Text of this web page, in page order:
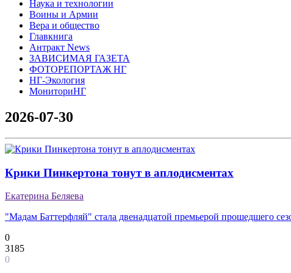
Наука и технологии
Воины и Армии
Вера и общество
Главкнига
Антракт News
ЗАВИСИМАЯ ГАЗЕТА
ФОТОРЕПОРТАЖ НГ
НГ-Экология
МониториНГ
2026-07-30
Крики Пинкертона тонут в аплодисментах
Екатерина Беляева
"Мадам Баттерфляй" стала двенадцатой премьерой прошедшего
0
3185
0